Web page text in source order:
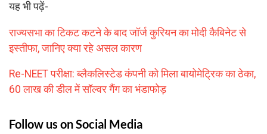
यह भी पढ़ें-
राज्यसभा का टिकट कटने के बाद जॉर्ज कुरियन का मोदी कैबिनेट से
इस्तीफा, जानिए क्या रहे असल कारण
Re-NEET परीक्षा: ब्लैकलिस्टेड कंपनी को मिला बायोमेट्रिक का ठेका,
60 लाख की डील में सॉल्वर गैंग का भंडाफोड़
Follow us on Social Media